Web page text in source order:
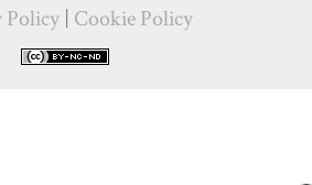
Policy| Cookie Policy